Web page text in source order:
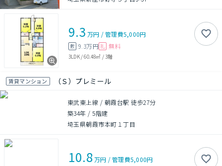
9.3 万円 /管理費5,000円
敷 9.3万円 礼 無料
3LDK/60.48㎡ /3階
賃貸マンション （Ｓ）プレミール
東武東上線 / 朝霞台駅 徒歩27分
築34年 /5階建
埼玉県朝霞市本町１丁目
10.8万円 /管理費5,000円